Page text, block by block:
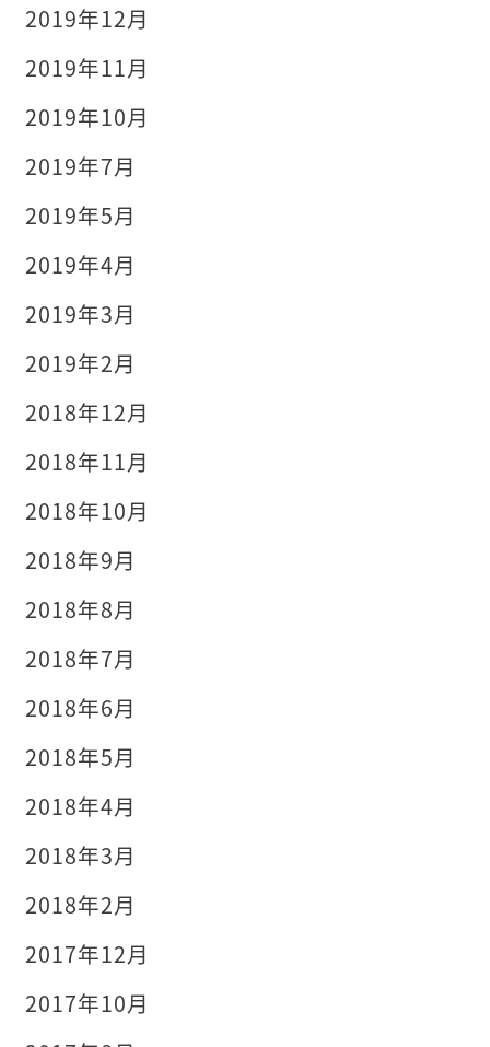
2019年12月
2019年11月
2019年10月
2019年7月
2019年5月
2019年4月
2019年3月
2019年2月
2018年12月
2018年11月
2018年10月
2018年9月
2018年8月
2018年7月
2018年6月
2018年5月
2018年4月
2018年3月
2018年2月
2017年12月
2017年10月